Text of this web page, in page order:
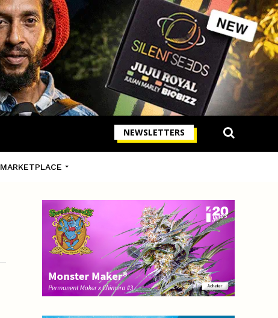
NEWSLETTERS
MARKETPLACE